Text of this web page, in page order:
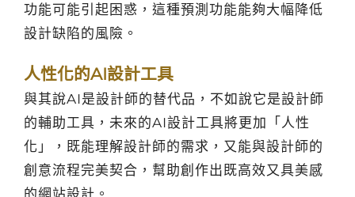
功能可能引起困惑，這種預測功能能夠大幅降低
設計缺陷的風險。
人性化的AI設計工具
與其說AI是設計師的替代品，不如說它是設計師
的輔助工具，未來的AI設計工具將更加「人性
化」，既能理解設計師的需求，又能與設計師的
創意流程完美契合，幫助創作出既高效又具美感
的網站設計。